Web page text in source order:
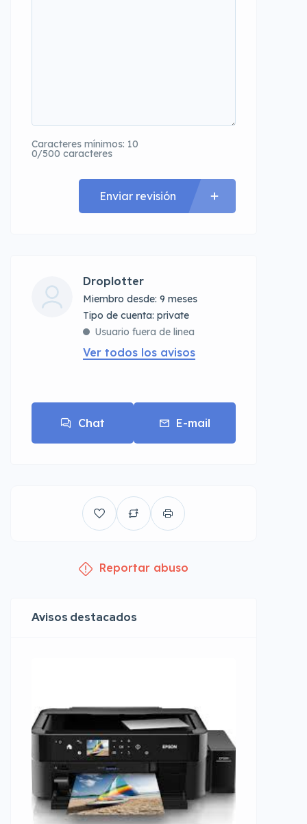
Caracteres mínimos: 10
0/500 caracteres
Enviar revisión
Droplotter
Miembro desde: 9 meses
tipo de cuenta: private
Usuario fuera de linea
Ver todos los avisos
Chat E-mail
Reportar abuso
Avisos destacados